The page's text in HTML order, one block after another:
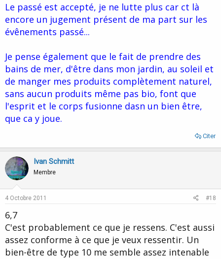
Le passé est accepté, je ne lutte plus car ct là
encore un jugement présent de ma part sur les
évênements passé...
Je pense également que le fait de prendre des
bains de mer, d'être dans mon jardin, au soleil et
de manger mes produits complètement naturel,
sans aucun produits même pas bio, font que
l'esprit et le corps fusionne dasn un bien être,
que ca y joue.
Citer
Ivan Schmitt
Membre
4 Octobre 2011 #18
6,7
C'est probablement ce que je ressens. C'est aussi
assez conforme à ce que je veux ressentir. Un
bien-être de type 10 me semble assez intenable